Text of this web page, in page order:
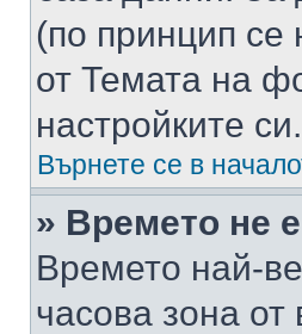
(по принцип се
от Темата на
настройките си.
Върнете се в
» Времето не
Времето най-
часова зона